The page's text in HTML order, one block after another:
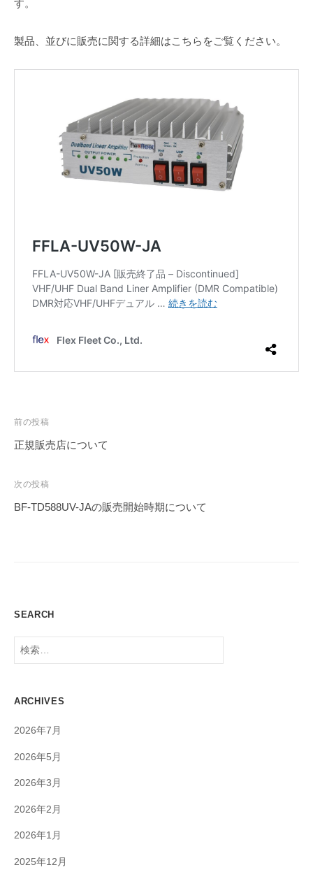
す。
製品、並びに販売に関する詳細はこちらをご覧ください。
投
稿
ビ
ゲ
前の投稿
正規販売店について
次の投稿
BF-TD588UV-JAの販売開始時期について
SEARCH
検
ARCHIVES
2026年7月
2026年5月
2026年3月
2026年2月
2026年1月
2025年12月